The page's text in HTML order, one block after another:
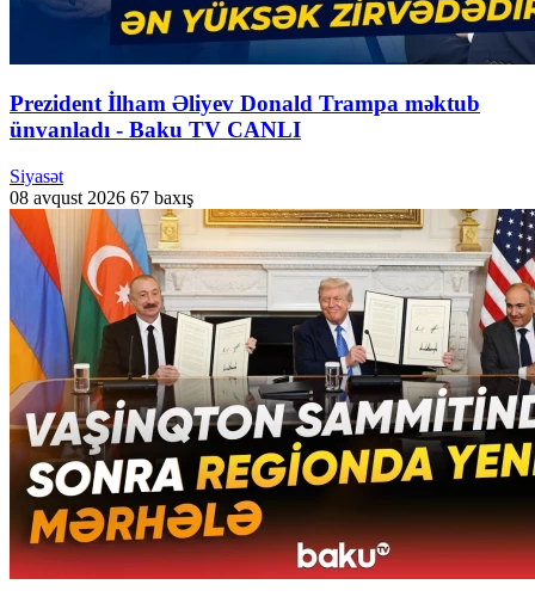
Prezident İlham Əliyev Donald Trampa məktub
ünvanladı - Baku TV CANLI
Siyasət
08 avqust 2026 67 baxış